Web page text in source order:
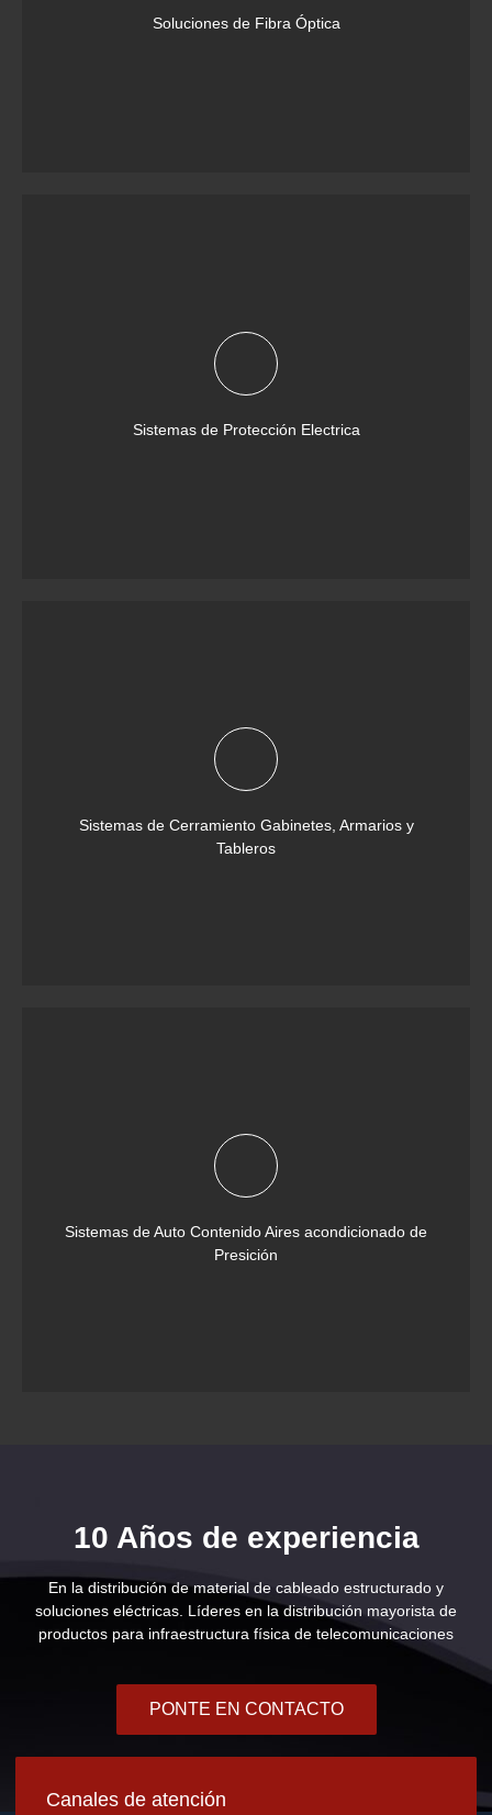
Soluciones de Fibra Óptica
Sistemas de Protección Electrica
Sistemas de Cerramiento Gabinetes, Armarios y
Tableros
Sistemas de Auto Contenido Aires acondicionado de
Presición
10 Años de experiencia
En la distribución de material de cableado estructurado y
soluciones eléctricas. Líderes en la distribución mayorista de
productos para infraestructura física de telecomunicaciones
PONTE EN CONTACTO
Canales de atención